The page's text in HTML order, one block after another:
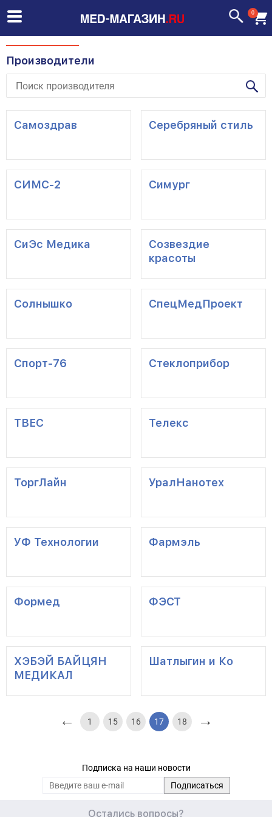
0
Производители
Самоздрав Серебряный стиль
СИМС-2 Симург
СиЭс Медика
Созвездие
красоты
Солнышко СпецМедПроект
Спорт-76 Стеклоприбор
ТВЕС Телекс
ТоргЛайн УралНанотех
УФ Технологии Фармэль
Формед ФЭСТ
ХЭБЭЙ БАЙЦЯН
МЕДИКАЛ
Шатлыгин и Ко
← 1 15 16 17 18 →
Подписка на наши новости
Остались вопросы?